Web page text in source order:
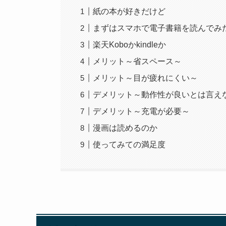
紙の本が好きだけど
まずはスマホで電子書籍を読んでみ
楽天Koboかkindleか
メリット～省スペース～
メリット～目が疲れにくい～
デメリット～動作性が良いとは言え
デメリット～充電が必要～
漫画は読めるのか
使ってみての満足度